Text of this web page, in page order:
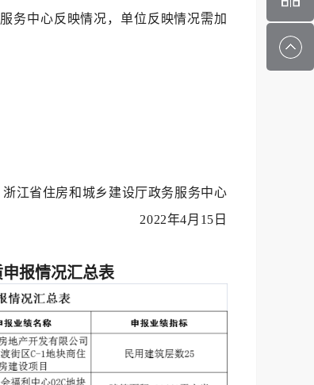
务中心反映情况，单位反映情况需加
浙江省住房和城乡建设厅政务服务中心
2022年4月15日
报情况汇总表